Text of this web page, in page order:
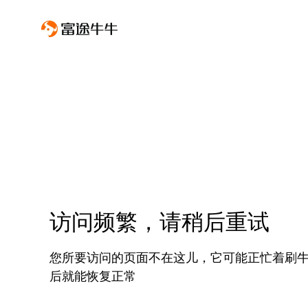
访问频繁，请稍后重试
您所要访问的页面不在这儿，它可能正忙着刷
后就能恢复正常